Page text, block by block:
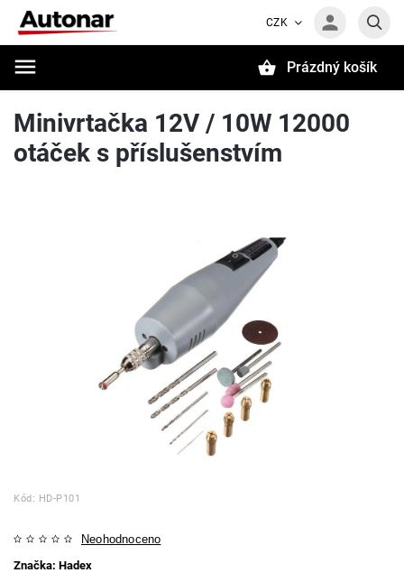
CZK
Prázdný košík
Minivrtačka 12V / 10W 12000
otáček s příslušenstvím
Kód: HD-P101
Neohodnoceno
Značka: Hadex